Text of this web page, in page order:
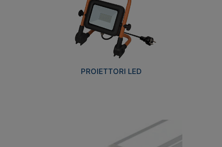
PROIETTORI LED